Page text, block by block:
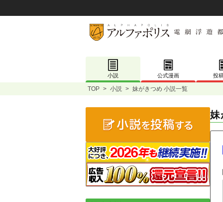
小説 公式漫画 投
TOP > 小説 > 妹がきつめ 小説一覧
妹